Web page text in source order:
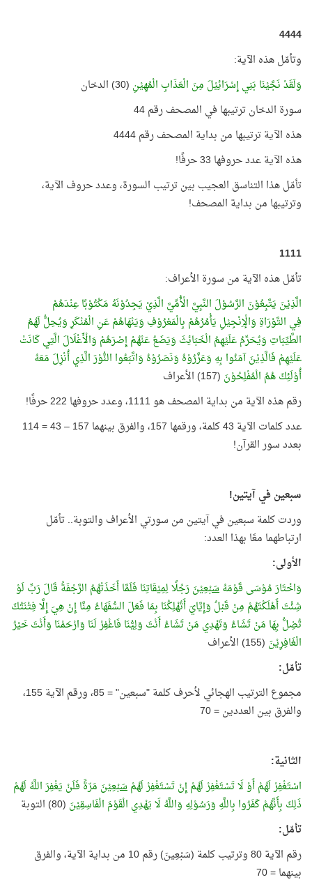
4444
وتأمّل هذه الآية:
وَلَقَدْ نَجَّيْنَا بَنِي إِسْرَائِيْلَ مِنَ الْعَذَابِ الْمُهِيْنِ (30) الدخان
سورة الدخان ترتيبها في المصحف رقم 44
هذه الآية ترتيبها من بداية المصحف رقم 4444
هذه الآية عدد حروفها 33 حرفًا!
تأمّل هذا التناسق العجيب بين ترتيب السورة، وعدد حروف الآية،
وترتيبها من بداية المصحف!
1111
تأمّل هذه الآية من سورة الأعراف:
الَّذِيْنَ يَتَّبِعُوْنَ الرَّسُوْلَ النَّبِيَّ الْأُمِّيَّ الَّذِيْ يَجِدُوْنَهُ مَكْتُوْبًا عِنْدَهُمْ
فِي التَّوْرَاةِ وَالْإِنْجِيْلِ يَأْمُرُهُمْ بِالْمَعْرُوْفِ وَيَنْهَاهُمْ عَنِ الْمُنْكَرِ وَيُحِلُّ لَهُمُ
الطَّيِّبَاتِ وَيُحَرِّمُ عَلَيْهِمُ الْخَبَائِثَ وَيَضَعُ عَنْهُمْ إِصْرَهُمْ وَالْأَغْلَالَ الَّتِي كَانَتْ
عَلَيْهِمْ فَالَّذِيْنَ آمَنُوا بِهِ وَعَزَّرُوْهُ وَنَصَرُوْهُ وَاتَّبَعُوا النُّوْرَ الَّذِي أُنْزِلَ مَعَهُ
أُوْلَئِكَ هُمُ الْمُفْلِحُوْنَ (157) الأعراف
رقم هذه الآية من بداية المصحف هو 1111، وعدد حروفها 222 حرفًا!
عدد كلمات الآية 43 كلمة، ورقمها 157، والفرق بينهما 157 – 43 = 114
بعدد سور القرآن!
سبعين في آيتين!
وردت كلمة سبعين في آيتين من سورتي الأعراف والتوبة.. تأمّل
ارتباطهما معًا بهذا العدد:
الأولى:
وَاخْتَارَ مُوْسَى قَوْمَهُسَبْعِيْنَرَجُلًا لِمِيْقَاتِنَا فَلَمَّا أَخَذَتْهُمُ الرَّجْفَةُ قَالَ رَبِّ لَوْ
شِئْتَ أَهْلَكْتَهُمْ مِنْ قَبْلُ وَإِيَّايَ أَتُهْلِكُنَا بِمَا فَعَلَ السُّفَهَاءُ مِنَّا إِنْ هِيَ إِلَّا فِتْنَتُكَ
تُضِلُّ بِهَا مَنْ تَشَاءُ وَتَهْدِي مَنْ تَشَاءُ أَنْتَ وَلِيُّنَا فَاغْفِرْ لَنَا وَارْحَمْنَا وَأَنْتَ خَيْرُ
الْغَافِرِيْنَ (155) الأعراف
تأمّل:
مجموع الترتيب الهجائي لأحرف كلمة "سبعين" = 85، ورقم الآية 155،
والفرق بين العددين = 70
الثانية:
اسْتَغْفِرْ لَهُمْ أَوْ لَا تَسْتَغْفِرْ لَهُمْ إِنْ تَسْتَغْفِرْ لَهُمْسَبْعِيْنَ مَرّةً فَلَنْ يَغْفِرَ اللَّهُ لَهُمْ
ذَلِكَ بِأَنَّهُمْ كَفَرُوا بِاللَّهِ وَرَسُوْلِهِ وَاللَّهُ لَا يَهْدِي الْقَوْمَ الْفَاسِقِيْنَ (80) التوبة
تأمّل:
رقم الآية 80 وترتيب كلمة (سَبْعِينَ) رقم 10 من بداية الآية، والفرق
بينهما = 70